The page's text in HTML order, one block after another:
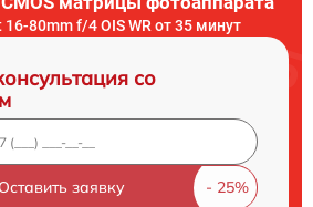
80mm f/4 OIS WR от 35 минут
со
Оставить заявку